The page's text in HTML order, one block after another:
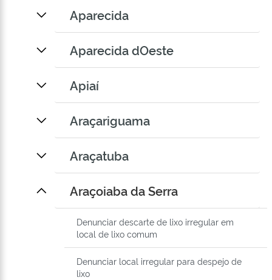
Aparecida
Aparecida dOeste
Apiaí
Araçariguama
Araçatuba
Araçoiaba da Serra
Denunciar descarte de lixo irregular em
local de lixo comum
Denunciar local irregular para despejo de
lixo